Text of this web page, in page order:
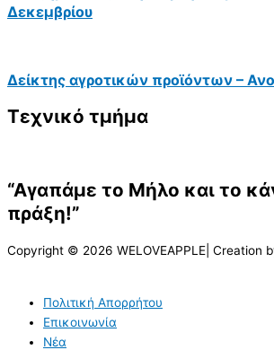
Δεκεμβρίου
Δείκτης αγροτικών προϊόντων –
Τεχνικό τμήμα
“Αγαπάμε το Μήλο και το
πράξη!”
Copyright © 2026 WELOVEAPPLE| Creation
Πολιτική Απορρήτου
Επικοινωνία
Νέα